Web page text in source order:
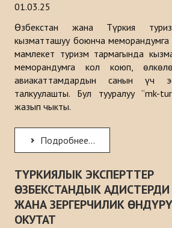
01.03.25
Өзбекстан жана Түркия
кызматташуу боюнча
мамлекет туризм тармагында
меморандумга кол коюп,
авиакаттамдардын санын үч
талкуулашты. Бул тууралуу “mk-
жазып чыкты.
Подробнее...
ТҮРКИЯЛЫК ЭКСПЕРТТЕР
ӨЗБЕКСТАНДЫК
ЖАНА ЗЕРГЕРЧИЛИК
ОКУТАТ